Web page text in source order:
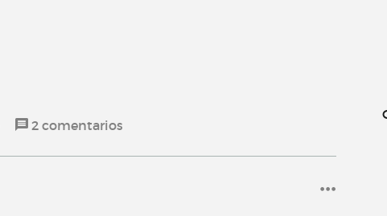
2 comentarios